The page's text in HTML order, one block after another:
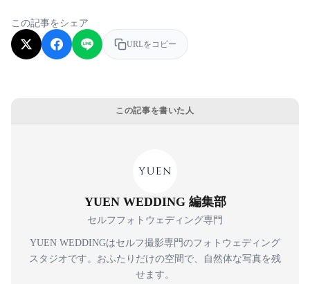
この記事をシェア
URLをコピー
この記事を書いた人
YUEN WEDDING 編集部
セルフフォトウェディング専門
YUEN WEDDINGはセルフ撮影専門のフォトウェディング
スタジオです。おふたりだけの空間で、自然体な写真を残
せます。